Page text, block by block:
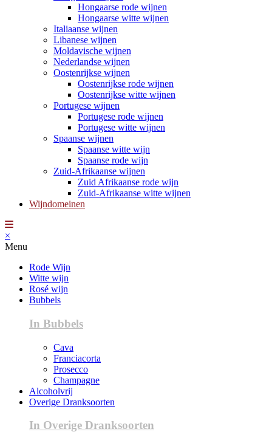
Hongaarse rode wijnen
Hongaarse witte wijnen
Italiaanse wijnen
Libanese wijnen
Moldavische wijnen
Nederlandse wijnen
Oostenrijkse wijnen
Oostenrijkse rode wijnen
Oostenrijkse witte wijnen
Portugese wijnen
Portugese rode wijnen
Portugese witte wijnen
Spaanse wijnen
Spaanse witte wijn
Spaanse rode wijn
Zuid-Afrikaanse wijnen
Zuid Afrikaanse rode wijn
Zuid-Afrikaanse witte wijnen
Wijndomeinen
×
Menu
Rode Wijn
Witte wijn
Rosé wijn
Bubbels
In Bubbels
Cava
Franciacorta
Prosecco
Champagne
Alcoholvrij
Overige Dranksoorten
In Overige Dranksoorten